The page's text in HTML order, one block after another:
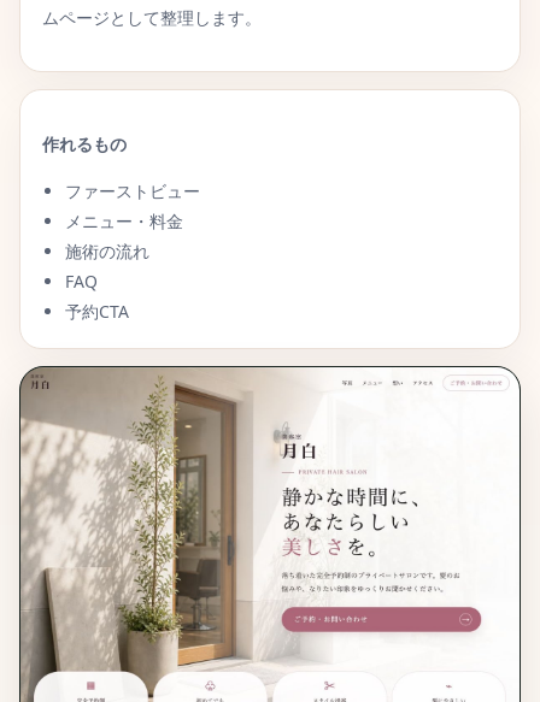
ムページとして整理します。
作れるもの
ファーストビュー
メニュー・料金
施術の流れ
FAQ
予約CTA